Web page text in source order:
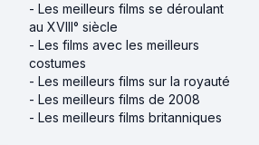
- Les meilleurs films se déroulant
au XVIII° siècle
- Les films avec les meilleurs
costumes
- Les meilleurs films sur la royauté
- Les meilleurs films de 2008
- Les meilleurs films britanniques